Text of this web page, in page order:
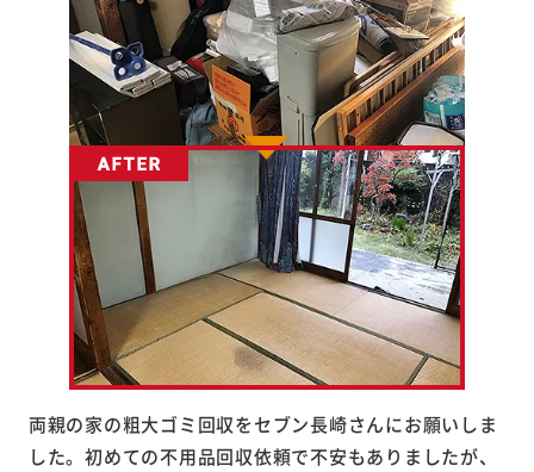
両親の家の粗大ゴミ回収をセブン長崎さんにお願いしま
した。初めての不用品回収依頼で不安もありましたが、